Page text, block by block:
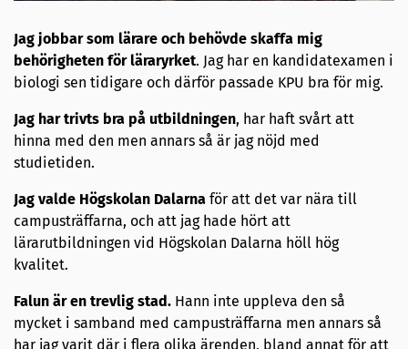
Jag jobbar som lärare och behövde skaffa mig
behörigheten för läraryrket. Jag har en kandidatexamen i
biologi sen tidigare och därför passade KPU bra för mig.
Jag har trivts bra på utbildningen, har haft svårt att
hinna med den men annars så är jag nöjd med
studietiden.
Jag valde Högskolan Dalarna för att det var nära till
campusträffarna, och att jag hade hört att
lärarutbildningen vid Högskolan Dalarna höll hög
kvalitet.
Falun är en trevlig stad. Hann inte uppleva den så
mycket i samband med campusträffarna men annars så
har jag varit där i flera olika ärenden, bland annat för att